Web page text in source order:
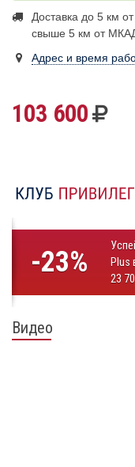
Доставка до 5 км
свыше 5 км от
Адрес и время
103 600
-23%
Plus
23
Видео